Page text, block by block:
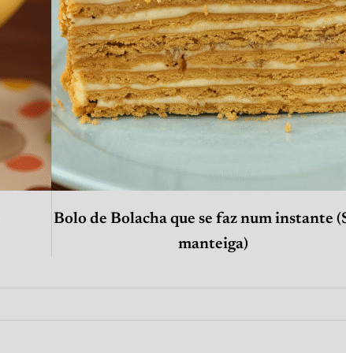
Bolo de Bolacha que se faz num instante
manteiga)